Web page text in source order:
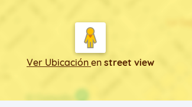
Ver Ubicación en street view